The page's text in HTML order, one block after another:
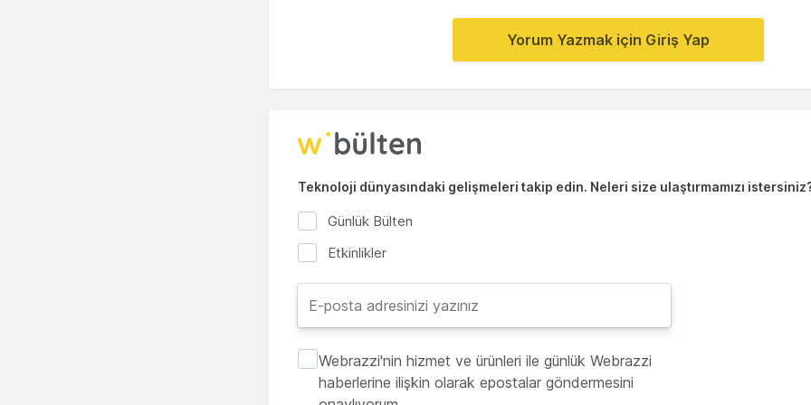
Yorum Yazmak için Giriş Yap
Teknoloji dünyasındaki gelişmeleri takip edin. Neleri size ulaştırmamızı
Günlük Bülten
Etkinlikler
Webrazzi'nin hizmet ve ürünleri ile günlük Webrazzi
haberlerine ilişkin olarak epostalar göndermesini